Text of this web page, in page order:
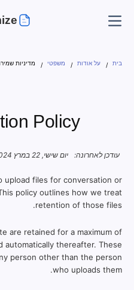
בית על אודות משפטי מדיניות
Policy
עודכן לאחרונה: יום שישי, 22 במרץ 2024
upload files for conversation or
policy outlines how we treat
retention of those files.
are retained for a maximum of
thereafter. These
person other than the person
who uploads them.